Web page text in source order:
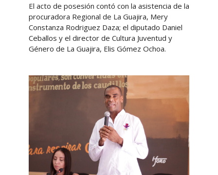
El acto de posesión contó con la asistencia de la
procuradora Regional de La Guajira, Mery
Constanza Rodriguez Daza; el diputado Daniel
Ceballos y el director de Cultura Juventud y
Género de La Guajira, Elis Gómez Ochoa.